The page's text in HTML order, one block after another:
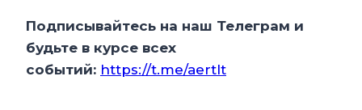
Подписывайтесь на наш Телеграм и
будьте в курсе всех
событий: https://t.me/aertlt